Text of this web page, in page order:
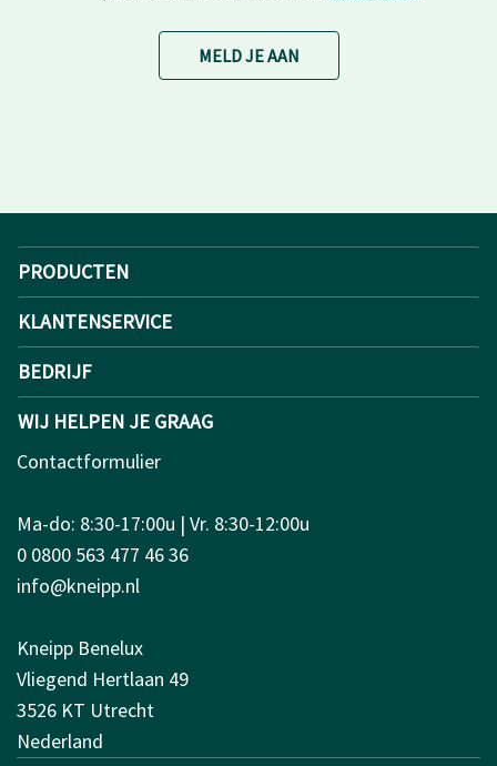
MELD JE AAN
PRODUCTEN
KLANTENSERVICE
BEDRIJF
WIJ HELPEN JE GRAAG
Contactformulier
Ma-do: 8:30-17:00u | Vr. 8:30-12:00u
0 0800 563 477 46 36
info@kneipp.nl
Kneipp Benelux
Vliegend Hertlaan 49
3526 KT Utrecht
Nederland